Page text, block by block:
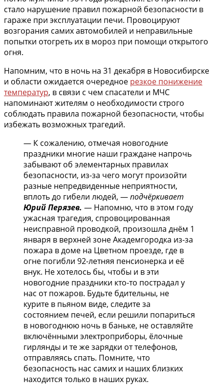
стало нарушение правил пожарной безопасности в
гараже при эксплуатации печи. Провоцируют
возгорания самих автомобилей и неправильные
попытки отогреть их в мороз при помощи открытого
огня.
Напомним, что в ночь на 31 декабря в Новосибирске
и области ожидается очередное резкое понижение
температур, в связи с чем спасатели и МЧС
напоминают жителям о необходимости строго
соблюдать правила пожарной безопасности, чтобы
избежать возможных трагедий.
— К сожалению, отмечая новогодние
праздники многие наши граждане напрочь
забывают об элементарных правилах
безопасности, из-за чего могут произойти
разные непредвиденные неприятности,
вплоть до гибели людей, —подчёркивает
Юрий Перязев. — Напомню, что в этом году
ужасная трагедия, спровоцированная
неисправной проводкой, произошла днём 1
января в верхней зоне Академгородка из-за
пожара в доме на Цветном проезде, где в
огне погибли 92-летняя пенсионерка и её
внук. Не хотелось бы, чтобы и в эти
новогодние праздники кто-то пострадал у
нас от пожаров. Будьте бдительны, не
курите в пьяном виде, следите за
состоянием печей, если решили попариться
в новогоднюю ночь в баньке, не оставляйте
включёнными электроприборы, ёлочные
гирлянды и те же зарядки от телефонов,
отправляясь спать. Помните, что
безопасность нас самих и наших близких
находится только в наших руках.